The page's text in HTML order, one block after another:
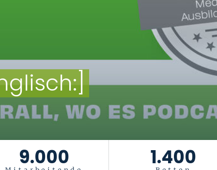
9.000 1.400